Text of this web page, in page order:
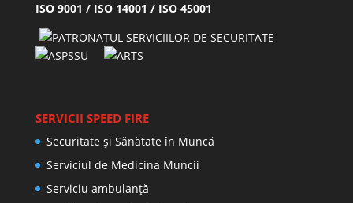
ISO 9001 / ISO 14001 / ISO 45001
SERVICII SPEED FIRE
Securitate și Sănătate în Muncă
Serviciul de Medicina Muncii
Serviciu ambulanță